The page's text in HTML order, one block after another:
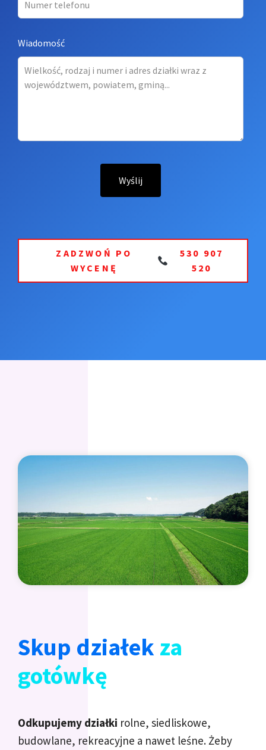
Wiadomość
ZADZWOŃ PO
WYCENĘ
530 907
520
Skup działek za
gotówkę
Odkupujemy działki rolne, siedliskowe,
budowlane, rekreacyjne a nawet leśne. Żeby